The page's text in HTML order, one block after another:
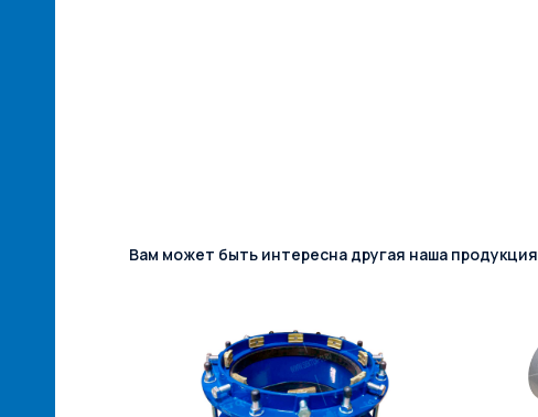
Вам может быть интересна другая наша продукция